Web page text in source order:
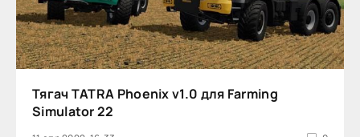
Тягач TATRA Phoenix v1.0 для Farming
Simulator 22